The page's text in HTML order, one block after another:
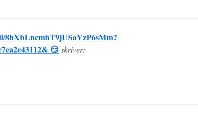
8hXbLncmhT9jUSaYzP6sMm?
😏 skriver: